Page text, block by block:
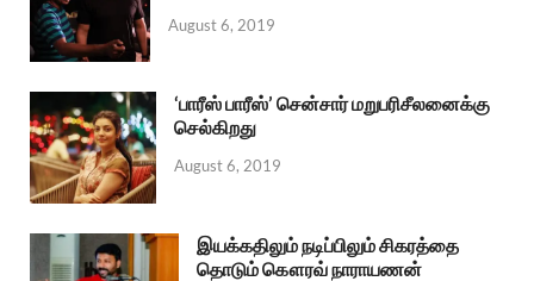
August 6, 2019
‘பாரீஸ் பாரீஸ்’ சென்சார் மறுபரிசீலனைக்கு
செல்கிறது
August 6, 2019
இயக்கதிலும் நடிப்பிலும் சிகரத்தை
தொடும் கௌரவ் நாராயணன்